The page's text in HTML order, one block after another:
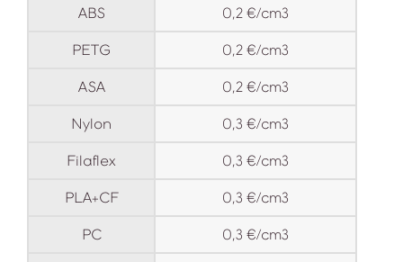
ABS 0,2 €/cm3
PETG 0,2 €/cm3
ASA 0,2 €/cm3
Nylon 0,3 €/cm3
Filaflex 0,3 €/cm3
PLA+CF 0,3 €/cm3
PC 0,3 €/cm3